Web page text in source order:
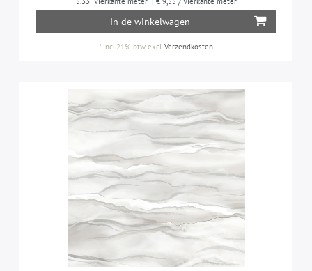
In de winkelwagen
* incl.21% btw excl.Verzendkosten